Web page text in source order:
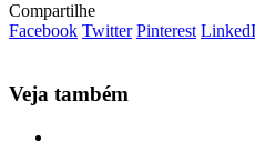
Compartilhe
Facebook Twitter Pinterest
Veja também